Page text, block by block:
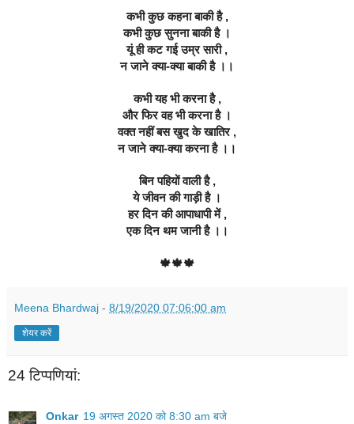
कभी कुछ कहना बाकी है ,
कभी कुछ सुनना बाकी है ।
यूं ही कट गई उम्र सारी ,
न जाने क्या-क्या बाकी है ।।
कभी यह भी करना है ,
और फिर वह भी करना है ।
वक्त नहीं बस खुद के खातिर ,
न जाने क्या-क्या करना है ।।
बिन पहियों वाली है ,
ये जीवन की गाड़ी है ।
हर दिन की आपाधापी में ,
एक दिन थम जानी है ।।
🍁🍁🍁
Meena Bhardwaj - 8/19/2020 07:06:00 am
शेयर करें
24 टिप्‍पणियां:
Onkar 19 अगस्त 2020 को 8:30 am बजे